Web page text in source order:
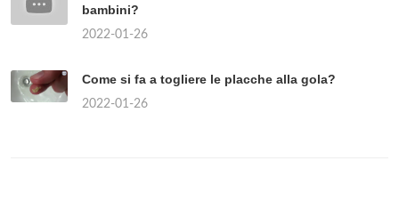
bambini?
2022-01-26
Come si fa a togliere le placche alla gola?
2022-01-26